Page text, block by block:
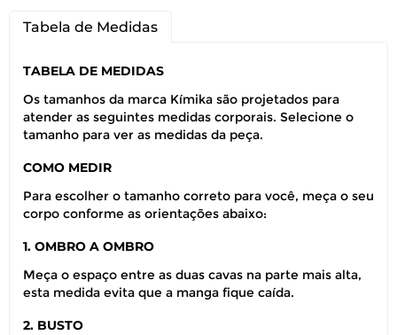
Tabela de Medidas
TABELA DE MEDIDAS
Os tamanhos da marca Kímika são projetados para
atender as seguintes medidas corporais. Selecione o
tamanho para ver as medidas da peça.
COMO MEDIR
Para escolher o tamanho correto para você, meça o seu
corpo conforme as orientações abaixo:
1. OMBRO A OMBRO
Meça o espaço entre as duas cavas na parte mais alta,
esta medida evita que a manga fique caída.
2. BUSTO